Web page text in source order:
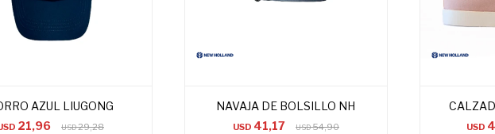
AZUL LIUGONG
21,96 USD29,28
NAVAJA DE BOLSILLO NH
USD 41,17 USD54,90 USD